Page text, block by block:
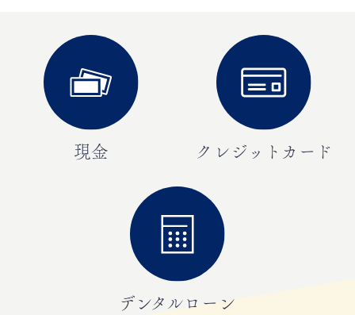
現金 クレジットカード
デンタルローン